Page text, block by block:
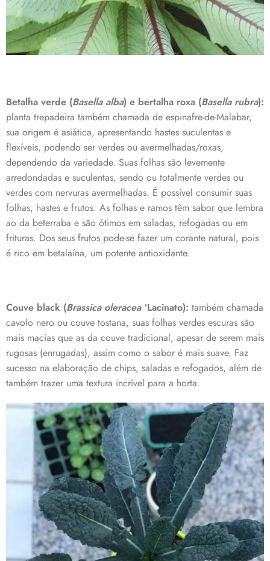
Betalha verde (Basella alba) e bertalha roxa (Basella rubra):
planta trepadeira também chamada de espinafre-de-Malabar,
sua origem é asiática, apresentando hastes suculentas e
flexíveis, podendo ser verdes ou avermelhadas/roxas,
dependendo da variedade. Suas folhas são levemente
arredondadas e suculentas, sendo ou totalmente verdes ou
verdes com nervuras avermelhadas. É possível consumir suas
folhas, hastes e frutos. As folhas e ramos têm sabor que lembra
ao da beterraba e são ótimos em saladas, refogadas ou em
frituras. Dos seus frutos pode-se fazer um corante natural, pois
é rico em betalaína, um potente antioxidante.
Couve black (Brassica oleracea ‘Lacinato): também chamada
cavolo nero ou couve tostana, suas folhas verdes escuras são
mais macias que as da couve tradicional, apesar de serem mais
rugosas (enrugadas), assim como o sabor é mais suave. Faz
sucesso na elaboração de chips, saladas e refogados, além de
também trazer uma textura incrível para a horta.